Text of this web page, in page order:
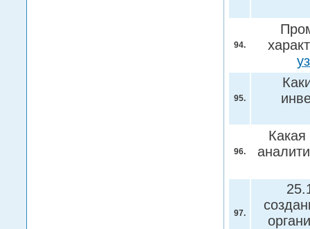
94.
95.
96.
Какая
97.